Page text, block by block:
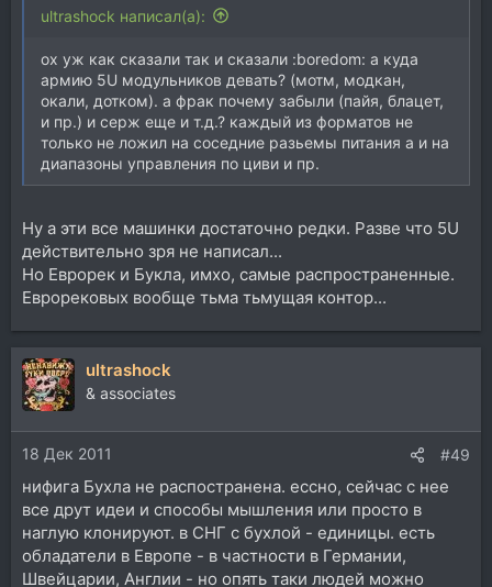
ultrashock написал(а):
ох уж как сказали так и сказали :boredom: а куда
армию 5U модульников девать? (мотм, модкан,
окали, дотком). а фрак почему забыли (пайя, блацет,
и пр.) и серж еще и т.д.? каждый из форматов не
только не ложил на соседние разьемы питания а и на
диапазоны управления по циви и пр.
Ну а эти все машинки достаточно редки. Разве что 5U
действительно зря не написал...
Но Еврорек и Букла, имхо, самые распространенные.
Еврорековых вообще тьма тьмущая контор...
ultrashock
& associates
18 Дек 2011 #49
нифига Бухла не распостранена. ессно, сейчас с нее
все друт идеи и способы мышления или просто в
наглую клонируют. в СНГ с бухлой - единицы. есть
обладатели в Европе - в частности в Германии,
Швейцарии, Англии - но опять таки людей можно